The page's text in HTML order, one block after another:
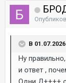
В
Ну
и ответ ,